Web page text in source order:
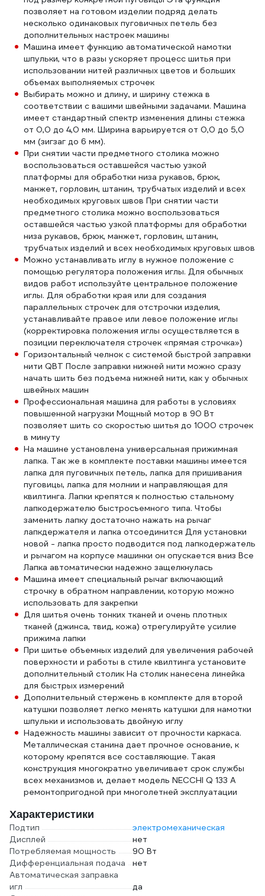
позволяет на готовом изделии подряд делать
несколько одинаковых пуговичных петель без
дополнительных настроек машины
Машина имеет функцию автоматической намотки
шпульки, что в разы ускоряет процесс шитья при
использовании нитей различных цветов и больших
объемах выполняемых строчек
Выбирать можно и длину, и ширину стежка в
соответствии с вашими швейными задачами. Машина
имеет стандартный спектр изменения длины стежка
от 0,0 до 4,0 мм. Ширина варьируется от 0,0 до 5,0
мм (зигзаг до 6 мм).
При снятии части предметного столика можно
воспользоваться оставшейся частью узкой
платформы для обработки низа рукавов, брюк,
манжет, горловин, штанин, трубчатых изделий и всех
необходимых круговых швов При снятии части
предметного столика можно воспользоваться
оставшейся частью узкой платформы для обработки
низа рукавов, брюк, манжет, горловин, штанин,
трубчатых изделий и всех необходимых круговых швов
Можно устанавливать иглу в нужное положение с
помощью регулятора положения иглы. Для обычных
видов работ используйте центральное положение
иглы. Для обработки края или для создания
параллельных строчек для отстрочки изделия,
устанавливайте правое или левое положение иглы
(корректировка положения иглы осуществляется в
позиции переключателя строчек «прямая строчка»)
Горизонтальный челнок с системой быстрой заправки
нити QBT После заправки нижней нити можно сразу
начать шить без подъема нижней нити, как у обычных
швейных машин
Профессиональная машина для работы в условиях
повышенной нагрузки Мощный мотор в 90 Вт
позволяет шить со скоростью шитья до 1000 строчек
в минуту
На машине установлена универсальная прижимная
лапка. Так же в комплекте поставки машины имеется
лапка для пуговичных петель, лапка для пришивания
пуговицы, лапка для молнии и направляющая для
квилтинга. Лапки крепятся к полностью стальному
лапкодержателю быстросъемного типа. Чтобы
заменить лапку достаточно нажать на рычаг
лапкдержателя и лапка отсоединится Для установки
новой - лапка просто подводится под лапкодержатель
и рычагом на корпусе машинки он опускается вниз Все
Лапка автоматически надежно защелкнулась
Машина имеет специальный рычаг включающий
строчку в обратном направлении, которую можно
использовать для закрепки
Для шитья очень тонких тканей и очень плотных
тканей (джинса, твид, кожа) отрегулируйте усилие
прижима лапки
При шитье объемных изделий для увеличения рабочей
поверхности и работы в стиле квилтинга установите
дополнительный столик На столик нанесена линейка
для быстрых измерений
Дополнительный стержень в комплекте для второй
катушки позволяет легко менять катушки для намотки
шпульки и использовать двойную иглу
Надежность машины зависит от прочности каркаса.
Металлическая станина дает прочное основание, к
которому крепятся все составляющие. Такая
конструкция многократно увеличивает срок службы
всех механизмов и, делает модель NECCHI Q 133 A
ремонтопригодной при многолетней эксплуатации
Характеристики
Подтип
электромеханическая
Дисплей
нет
Потребляемая мощность
90 Вт
Дифференциальная подача
нет
Автоматическая заправка
игл
да